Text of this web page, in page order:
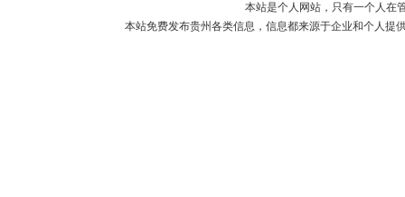
本站是个人网站，只有一个人在
本站免费发布贵州各类信息，信息都来源于企业和个人提